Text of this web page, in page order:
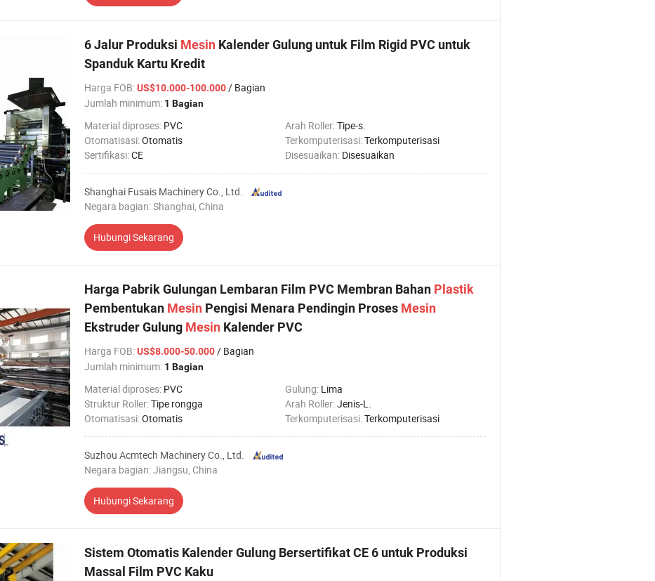
6 Jalur Produksi Mesin Kalender Gulung untuk Film Rigid PVC untuk
Spanduk Kartu Kredit
Harga FOB:US$10.000-100.000/ Bagian
Jumlah minimum: 1 Bagian
Material diproses: PVC Arah Roller:Tipe-s.
Otomatisasi:Otomatis Terkomputerisasi:Terkomputerisasi
Sertifikasi:CE Disesuaikan: Disesuaikan
Shanghai Fusais Machinery Co., Ltd.
Negara bagian: Shanghai, China
Hubungi Sekarang
Harga Pabrik Gulungan Lembaran Film PVC Membran Bahan Plastik
Pembentukan Mesin Pengisi Menara Pendingin Proses Mesin
Ekstruder Gulung Mesin Kalender PVC
Harga FOB:US$8.000-50.000/ Bagian
Jumlah minimum: 1 Bagian
Material diproses: PVC Gulung: Lima
Struktur Roller:Tipe rongga Arah Roller:Jenis-L.
Otomatisasi:Otomatis Terkomputerisasi:Terkomputerisasi
Suzhou Acmtech Machinery Co., Ltd.
Negara bagian: Jiangsu, China
Hubungi Sekarang
Sistem Otomatis Kalender Gulung Bersertifikat CE 6 untuk Produksi
Massal Film PVC Kaku